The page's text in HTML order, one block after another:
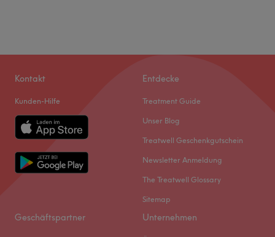
Kontakt
Kunden-Hilfe
Entdecke
Treatment Guide
Unser Blog
Treatwell Geschenkgutschein
Newsletter Anmeldung
The Treatwell Glossary
Sitemap
Geschäftspartner Unternehmen